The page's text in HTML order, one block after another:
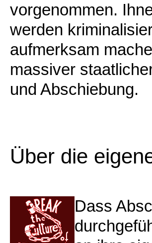
vorgenommen.
werden
aufmerksam
massiver
und Abschiebung.
Über die
Dass